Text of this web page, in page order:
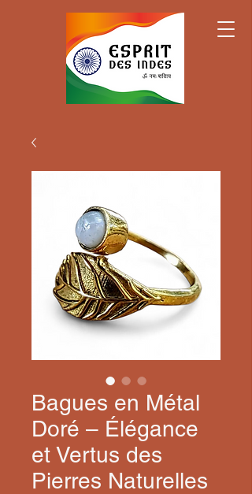
Bagues en Métal
Doré – Élégance
et Vertus des
Pierres Naturelles